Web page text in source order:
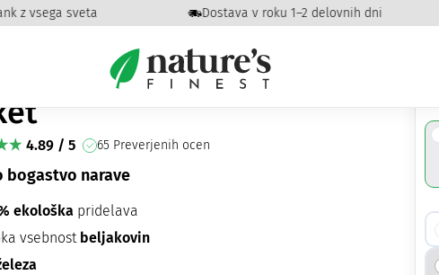
z vsega sveta Dostava v roku 1–2 delovnih dni
paket
v prahu Bio 250g
4.89 / 5 65 Preverjenih ocen
bogastvo narave
ekološka pridelava
vsebnost beljakovin